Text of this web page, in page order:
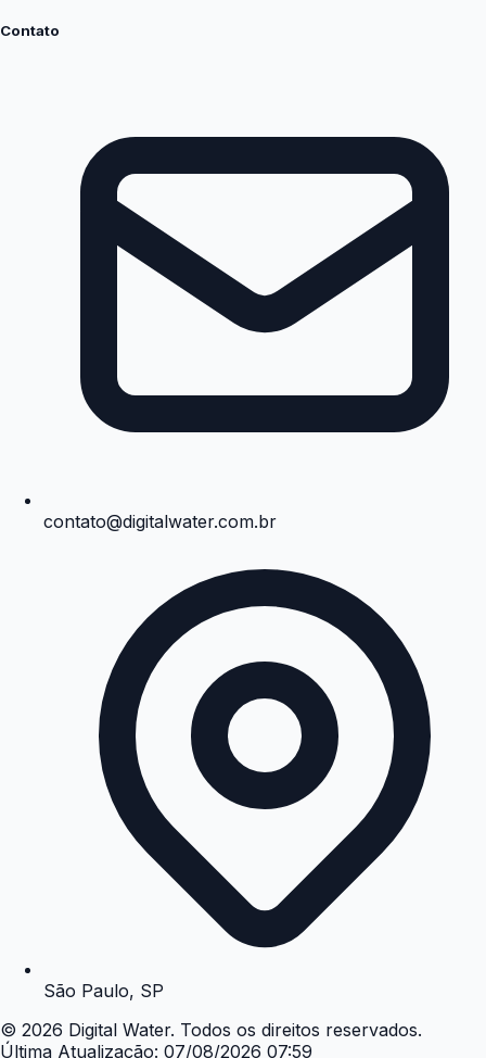
Contato
contato@digitalwater.com.br
São Paulo, SP
© 2026 Digital Water. Todos os direitos reservados.
Última Atualização: 07/08/2026 07:59